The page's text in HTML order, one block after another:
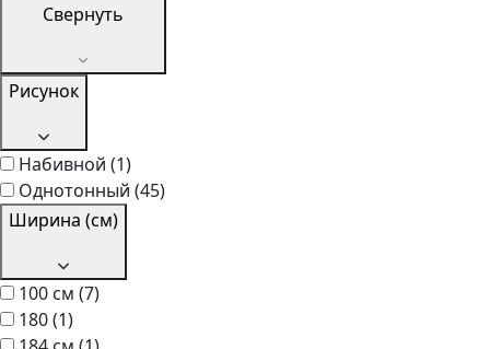
Свернуть
Рисунок
Набивной (1)
Однотонный (45)
Ширина (см)
100 см (7)
180(1)